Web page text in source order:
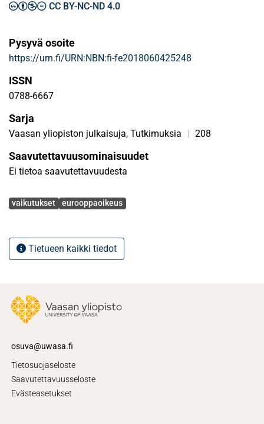
CC BY-NC-ND 4.0
Pysyvä osoite
https://urn.fi/URN:NBN:fi-fe2018060425248
ISSN
0788-6667
Sarja
Vaasan yliopiston julkaisuja, Tutkimuksia | 208
Saavutettavuusominaisuudet
Ei tietoa saavutettavuudesta
Avainsanat
vaikutukset eurooppaoikeus
Tietueen kaikki tiedot
osuva@uwasa.fi
Tietosuojaseloste
Saavutettavuusseloste
Evästeasetukset